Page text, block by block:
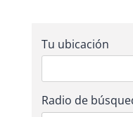
Tu ubicación
Radio de